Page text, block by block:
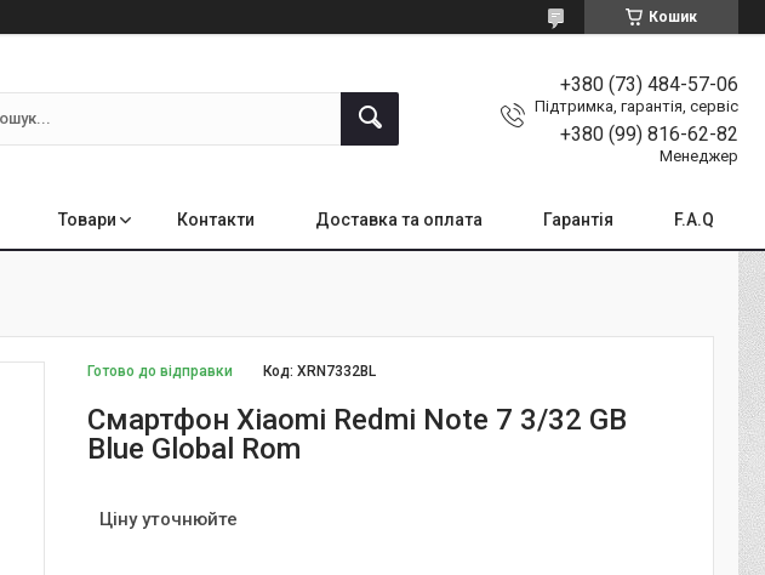
Кошик
+380 (73) 484-57-06
Підтримка, гарантія, сервіс
+380 (99) 816-62-82
Менеджер
Товари Контакти Доставка та оплата Гарантія F.A.Q
Готово до відправки Код:XRN7332BL
Смартфон Xiaomi Redmi Note 7 3/32 GB
Blue Global Rom
Ціну уточнюйте